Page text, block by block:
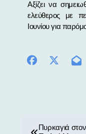
Αξίζει να
ελεύθερος με
Ιουνίου για
Πυρκαγιά στον